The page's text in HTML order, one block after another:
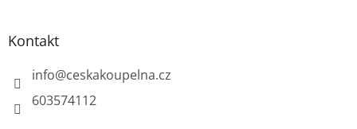
Kontakt
info@ceskakoupelna.cz
603574112